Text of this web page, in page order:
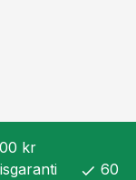
kr
check 60